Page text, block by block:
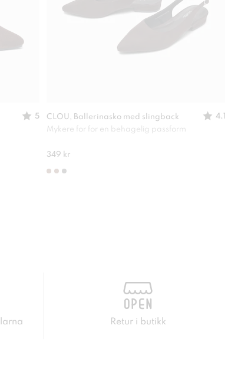
5
CLOU, Ballerinasko med slingback
4.1
Mykere for for en behagelig passform
349 kr
Retur i butikk